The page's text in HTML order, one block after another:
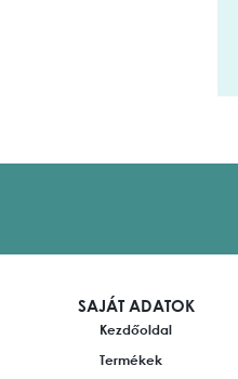
SAJÁT ADATOK
Kezdőoldal
Termékek